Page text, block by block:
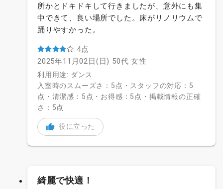
所かとドキドキして行きましたが、意外にも集
中できて、良い場所でした。床がリノリウムで
踊りやすかった。
4点
2025年11月02日(日) 50代 女性
利用用途: ダンス
入室時のスムーズさ：5点・スタッフの対応：5
点・清潔感：5点・お得感：5点・掲載情報の正確
さ：5点
役に立った
綺麗で快適！